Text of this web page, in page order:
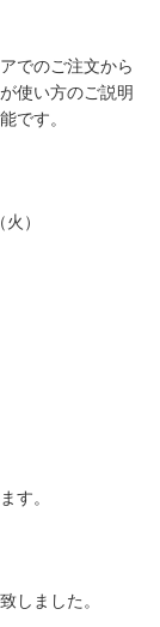
でのご注文から
使い方のご説明
です。
）
す。
しました。